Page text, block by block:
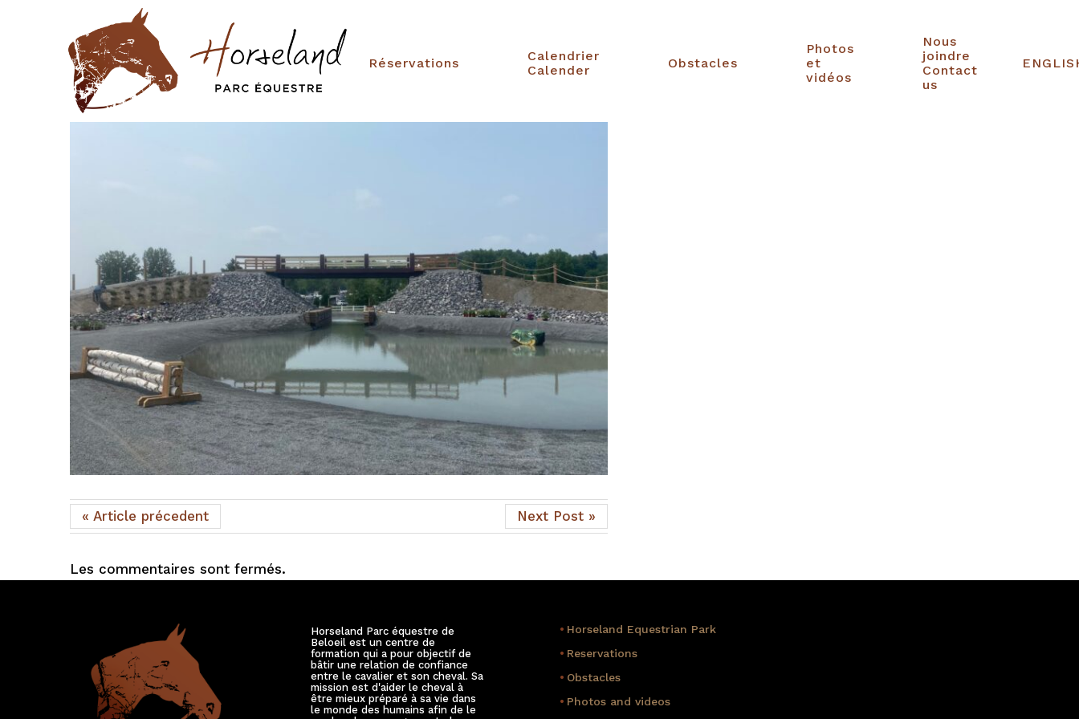
Réservations
Calendrier
Calender
Obstacles
Photos
et
vidéos
Nous
joindre
Contact
us
« Article précedent Next Post »
Les commentaires sont fermés.
Horseland Parc équestre de
Beloeil est un centre de
formation qui a pour objectif de
bâtir une relation de confiance
entre le cavalier et son cheval. Sa
mission est d'aider le cheval à
être mieux préparé à sa vie dans
le monde des humains afin de le
• Horseland Equestrian Park
• Reservations
• Obstacles
• Photos and videos